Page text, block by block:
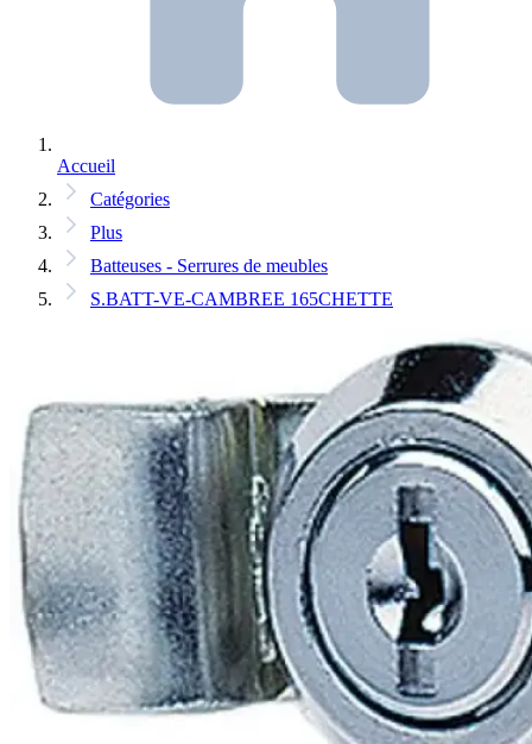
Accueil
Catégories
Plus
Batteuses - Serrures de meubles
S.BATT-VE-CAMBREE 165CHETTE